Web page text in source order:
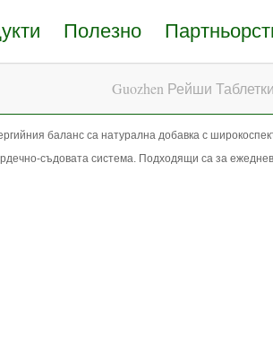
Полезно
Guozhen Рейши
баланс са натурална добавка с
съдовата система. Подходящи са за